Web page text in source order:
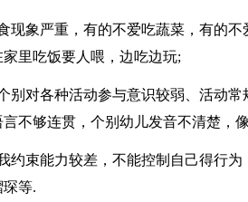
现象严重，有的不爱吃蔬菜，有的
里吃饭要人喂，边吃边玩;
别对各种活动参与意识较弱、活动
不够连贯，个别幼儿发音不清楚，
约束能力较差，不能控制自己得行
等.